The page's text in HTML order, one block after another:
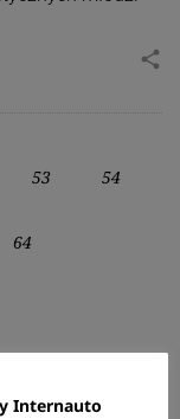
share
53 54
64
Internauto